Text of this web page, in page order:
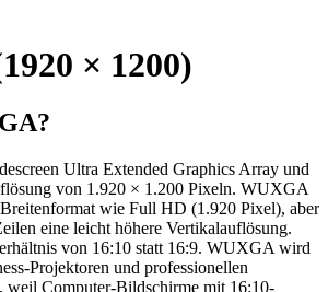
× 1200)
Ultra Extended Graphics Array und
von 1.920 × 1.200 Pixeln. WUXGA
wie Full HD (1.920 Pixel), aber
eine leicht höhere Vertikalauflösung.
von 16:10 statt 16:9. WUXGA wird
Projektoren und professionellen
weil Computer-Bildschirme mit 16:10-